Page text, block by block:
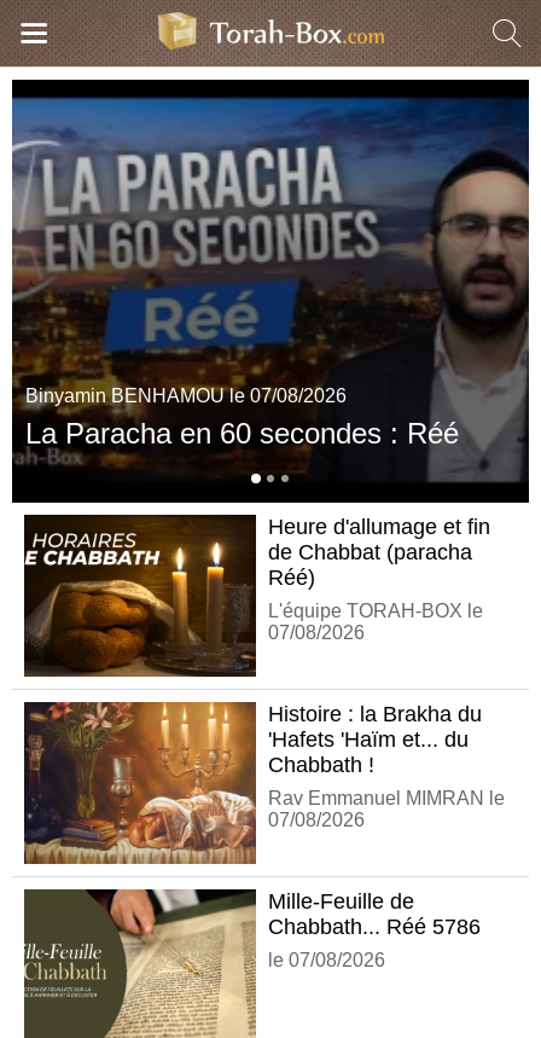
Binyamin BENHAMOU le 07/08/2026
La Paracha en 60 secondes : Réé
Heure d'allumage et fin
de Chabbat (paracha
Réé)
L'équipe TORAH-BOX le
07/08/2026
Histoire : la Brakha du
'Hafets 'Haïm et... du
Chabbath !
Rav Emmanuel MIMRAN le
07/08/2026
Mille-Feuille de
Chabbath... Réé 5786
le 07/08/2026